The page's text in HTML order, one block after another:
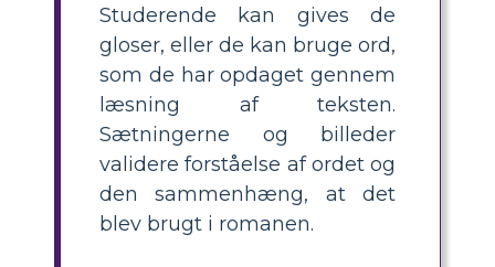
Studerende kan gives de
gloser, eller de kan bruge ord,
som de har opdaget gennem
læsning af teksten.
Sætningerne og billeder
validere forståelse af ordet og
den sammenhæng, at det
blev brugt i romanen.